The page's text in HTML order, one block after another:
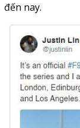
đến nay.